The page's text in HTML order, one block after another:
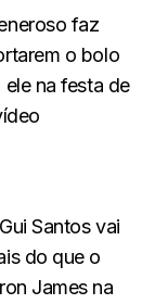
faz
o bolo
na festa de
Santos vai
do que o
James na